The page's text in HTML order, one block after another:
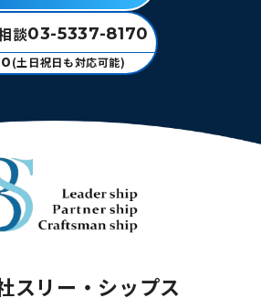
談03-5337-8170
(土日祝日も対応可能)
スリー・シップス